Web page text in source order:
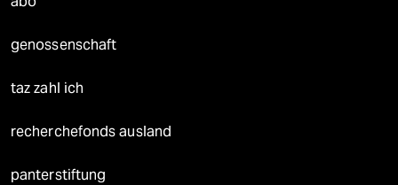
genossenschaft
taz zahl ich
recherchefonds ausland
panterstiftung